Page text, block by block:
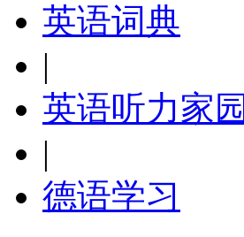
英语词典
|
英语听力家园
|
德语学习